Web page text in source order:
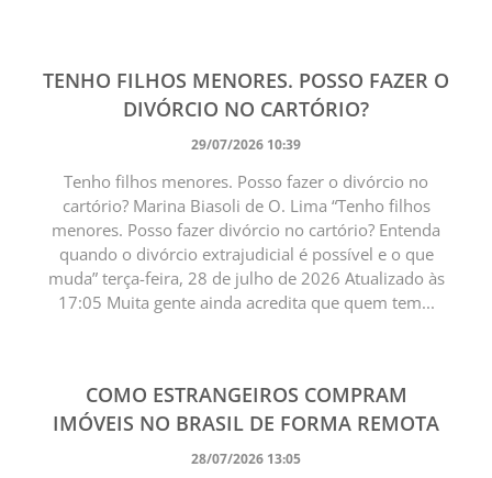
TENHO FILHOS MENORES. POSSO FAZER O
DIVÓRCIO NO CARTÓRIO?
29/07/2026 10:39
Tenho filhos menores. Posso fazer o divórcio no
cartório? Marina Biasoli de O. Lima “Tenho filhos
menores. Posso fazer divórcio no cartório? Entenda
quando o divórcio extrajudicial é possível e o que
muda” terça-feira, 28 de julho de 2026 Atualizado às
17:05 Muita gente ainda acredita que quem tem...
COMO ESTRANGEIROS COMPRAM
IMÓVEIS NO BRASIL DE FORMA REMOTA
28/07/2026 13:05